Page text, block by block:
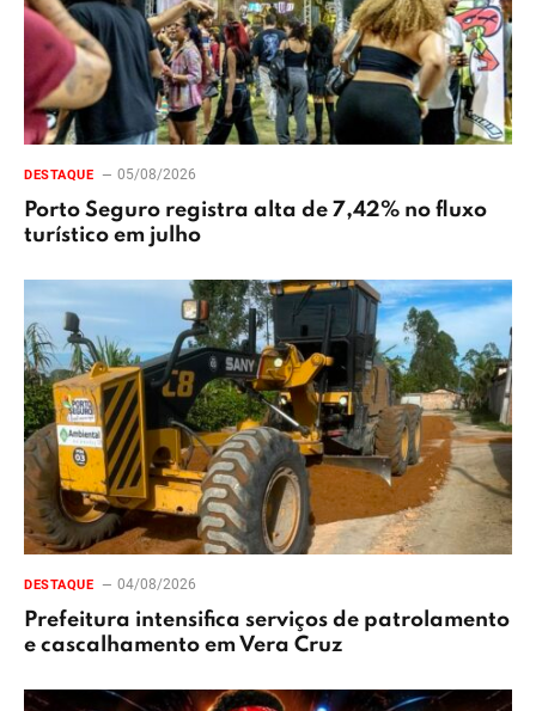
DESTAQUE 05/08/2026
Porto Seguro registra alta de 7,42% no fluxo
turístico em julho
DESTAQUE 04/08/2026
Prefeitura intensifica serviços de patrolamento
e cascalhamento em Vera Cruz